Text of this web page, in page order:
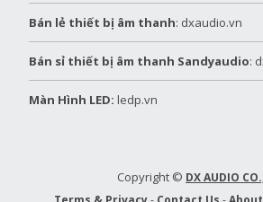
Bán lẻ thiết bị âm thanh: dxaudio.vn
Bán sỉ thiết bị âm thanh Sandyaudio:
Màn Hình LED: ledp.vn
Copyright © DX AUDIO